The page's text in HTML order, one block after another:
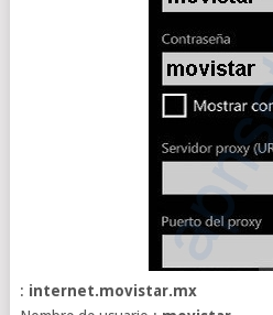
: internet.movistar.mx